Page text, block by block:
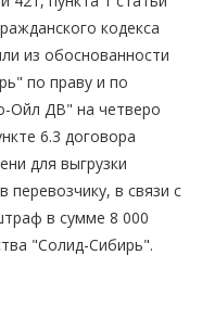
кодекса
из обоснованности
по праву и по
Ойл ДВ" на четверо
6.3 договора
для выгрузки
перевозчику, в связи с
в сумме 8 000
"Солид-Сибирь".